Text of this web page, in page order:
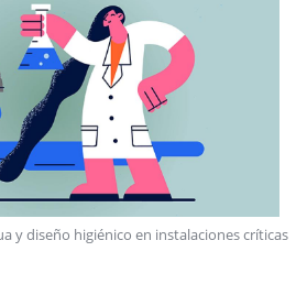
y diseño higiénico en instalaciones críticas